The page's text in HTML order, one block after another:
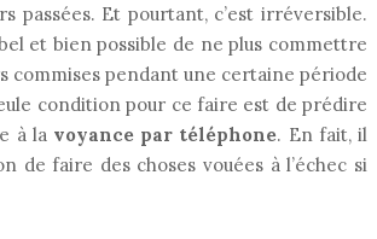
passées. Et pourtant, c’est irréversible.
et bien possible de ne plus commettre
commises pendant une certaine période
condition pour ce faire est de prédire
à la voyance par téléphone. En fait, il
de faire des choses vouées à l’échec si